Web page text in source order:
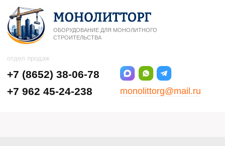
monolittorg@mail.ru
отдел продаж
ОБОРУДОВАНИЕ ДЛЯ МОНОЛИТНОГО
СТРОИТЕЛЬСТВА